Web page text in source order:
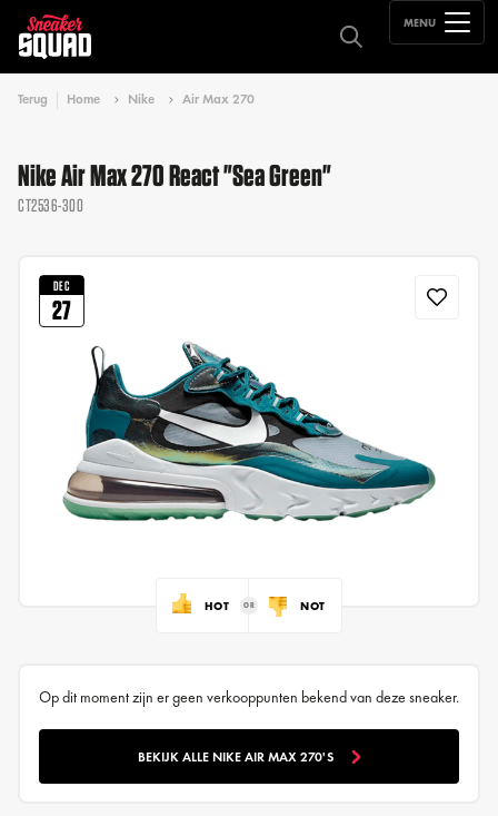
MENU
Terug Home Nike Air Max 270
Nike Air Max 270 React "Sea Green"
CT2536-300
DEC
27
HOT NOT
Op dit moment zijn er geen verkooppunten bekend van deze sneaker.
BEKIJK ALLE NIKE AIR MAX 270'S